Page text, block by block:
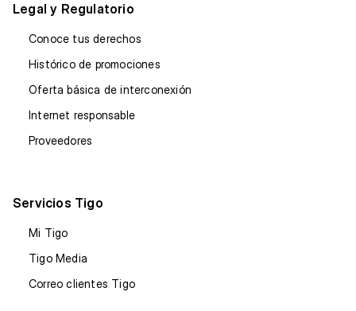
Legal y Regulatorio
Conoce tus derechos
Histórico de promociones
Oferta básica de interconexión
Internet responsable
Proveedores
Servicios Tigo
Mi Tigo
Tigo Media
Correo clientes Tigo